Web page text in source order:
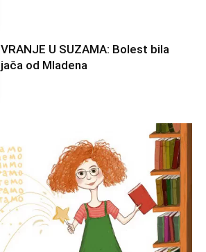
VRANJE U SUZAMA: Bolest bila
jača od Mladena